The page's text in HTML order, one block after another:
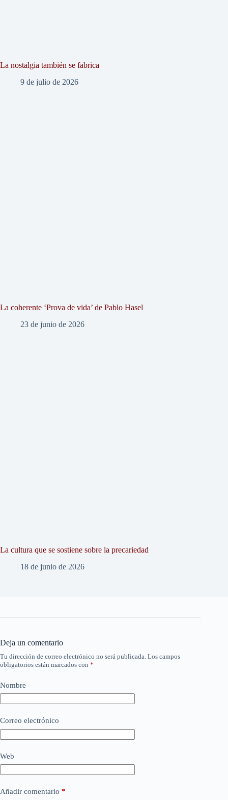
La nostalgia también se fabrica
9 de julio de 2026
La coherente ‘Prova de vida’ de Pablo Hasel
23 de junio de 2026
La cultura que se sostiene sobre la precariedad
18 de junio de 2026
Deja un comentario
Tu dirección de correo electrónico no será publicada. Los campos
obligatorios están marcados con *
Nombre
Correo electrónico
Web
Añadir comentario *